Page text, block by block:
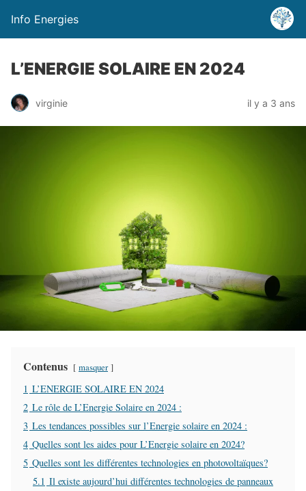
Info Energies
L’ENERGIE SOLAIRE EN 2024
virginie il y a 3 ans
Contenus masquer
1 L’ENERGIE SOLAIRE EN 2024
2 Le rôle de L’Energie Solaire en 2024 :
3 Les tendances possibles sur l’Energie solaire en 2024 :
4 Quelles sont les aides pour L’Energie solaire en 2024?
5 Quelles sont les différentes technologies en photovoltaïques?
5.1 Il existe aujourd’hui différentes technologies de panneaux